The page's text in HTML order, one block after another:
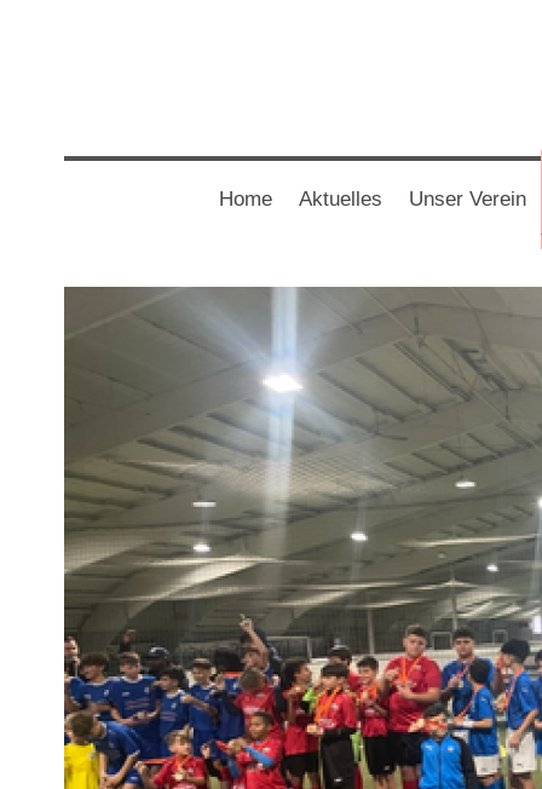
Home Aktuelles Unser Verein